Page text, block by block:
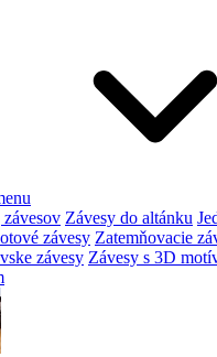
Závesy do altánku
závesy Zatemňovacie
závesy Závesy s 3D